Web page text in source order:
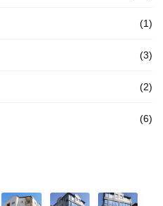
(1)
(3)
(2)
(6)